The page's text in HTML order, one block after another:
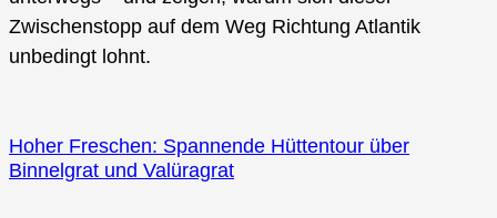
Zwischenstopp auf dem Weg Richtung Atlantik
unbedingt lohnt.
Hoher Freschen: Spannende Hüttentour über
Binnelgrat und Valüragrat